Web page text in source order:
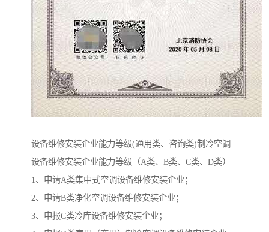
设备维修安装企业能力等级(通用类、咨询类)制冷空调
设备维修安装企业能力等级（A类、B类、C类、D类）
1、申请A类集中式空调设备维修安装企业；
2、申请B类净化空调设备维修安装企业；
3、申报C类冷库设备维修安装企业；